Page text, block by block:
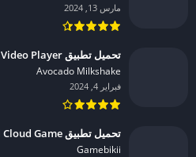
مارس 13, 2024
تحميل تطبيق Provid Video Player مهكر للاندرويد 2024
Avocado Milkshake‏
فبراير 4, 2024
تحميل تطبيق Bikii Cloud Game مهكر للاندرويد 2024
Gamebikii‏